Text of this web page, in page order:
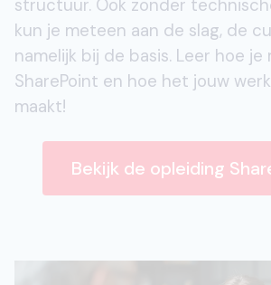
structuur. Ook zonder
kun je meteen aan de slag, de
namelijk bij de basis. Leer hoe
SharePoint en hoe het jouw
maakt!
Bekijk de opleiding